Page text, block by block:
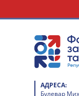
АДРЕСА:
Булевар